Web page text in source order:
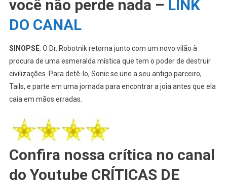
Filme
você não perde nada – LINK
DO CANAL
SINOPSE: O Dr. Robotnik retorna junto com um novo vilão à
procura de uma esmeralda mística que tem o poder de destruir
civilizações. Para detê-lo, Sonic se une a seu antigo parceiro,
Tails, e parte em uma jornada para encontrar a joia antes que ela
caia em mãos erradas.
Confira nossa crítica no canal
do Youtube CRÍTICAS DE